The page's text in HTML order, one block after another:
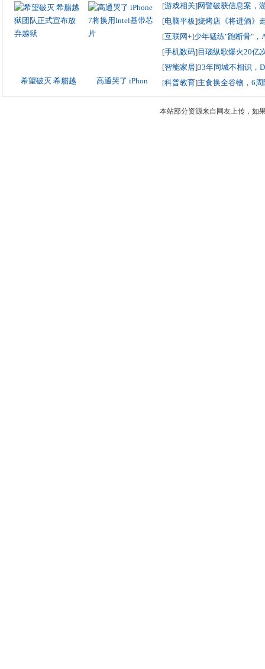
希望破灭 希腊越 高通哭了 iPhon
[游戏相关]网警破获信息案，
[电脑平板]烧烤店《将进酒》
[互联网+]少年猛练"跑断骨"，
[手机数码]目瑙纵歌爆火20亿
[智能家居]33年同城不相识，
[科普教育]主食换全谷物，6
本站部分资源来自网友上传，如